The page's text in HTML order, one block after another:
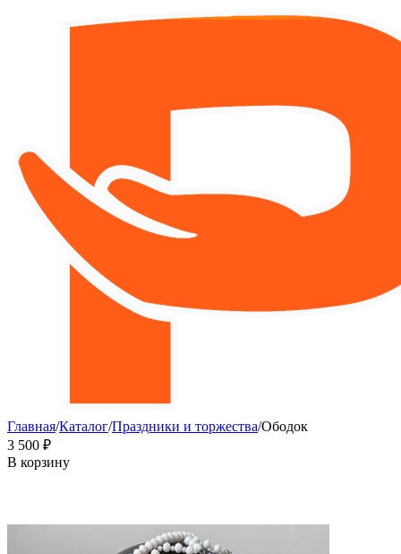
Главная/Каталог/Праздники и торжества/Ободок
3 500 ₽
В корзину